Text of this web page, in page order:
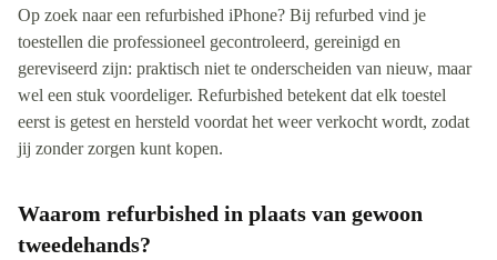
Op zoek naar een refurbished iPhone? Bij refurbed vind je
toestellen die professioneel gecontroleerd, gereinigd en
gereviseerd zijn: praktisch niet te onderscheiden van nieuw, maar
wel een stuk voordeliger. Refurbished betekent dat elk toestel
eerst is getest en hersteld voordat het weer verkocht wordt, zodat
jij zonder zorgen kunt kopen.
Waarom refurbished in plaats van gewoon
tweedehands?